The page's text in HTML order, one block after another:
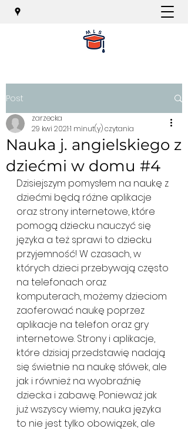
Post
Nauka j. angielskiego z
dziećmi w domu #4
zarzecka
29 kwi 20211 minut(y) czytania
Dzisiejszym pomysłem na naukę z
dziećmi będą różne aplikacje
oraz strony internetowe, które
pomogą dziecku nauczyć się
języka a też sprawi to dziecku
przyjemność! W czasach, w
których dzieci przebywają często
na telefonach oraz
komputerach, możemy dzieciom
zaoferować naukę poprzez
aplikacje na telefon oraz gry
internetowe. Strony i aplikacje,
które dzisiaj przedstawię nadają
się świetnie na naukę słówek, ale
jak i również na wyobraźnię
dziecka i zabawę. Ponieważ jak
już wszyscy wiemy, nauka języka
to nie jest tylko obowiązek, ale